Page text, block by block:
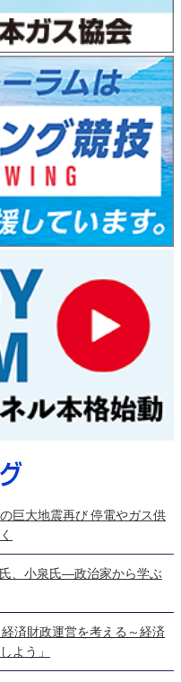
巨大地震再び 停電やガス供
氏、小泉氏―政治家から学ぶ
済財政運営を考える～経済
よう」